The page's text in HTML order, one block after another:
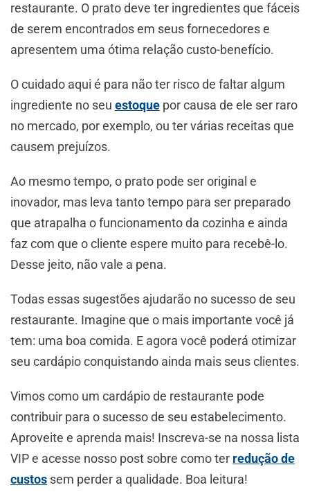
restaurante. O prato deve ter ingredientes que fáceis
de serem encontrados em seus fornecedores e
apresentem uma ótima relação custo-benefício.
O cuidado aqui é para não ter risco de faltar algum
ingrediente no seu estoque por causa de ele ser raro
no mercado, por exemplo, ou ter várias receitas que
causem prejuízos.
Ao mesmo tempo, o prato pode ser original e
inovador, mas leva tanto tempo para ser preparado
que atrapalha o funcionamento da cozinha e ainda
faz com que o cliente espere muito para recebê-lo.
Desse jeito, não vale a pena.
Todas essas sugestões ajudarão no sucesso de seu
restaurante. Imagine que o mais importante você já
tem: uma boa comida. E agora você poderá otimizar
seu cardápio conquistando ainda mais seus clientes.
Vimos como um cardápio de restaurante pode
contribuir para o sucesso de seu estabelecimento.
Aproveite e aprenda mais! Inscreva-se na nossa lista
VIP e acesse nosso post sobre como ter redução de
custos sem perder a qualidade. Boa leitura!